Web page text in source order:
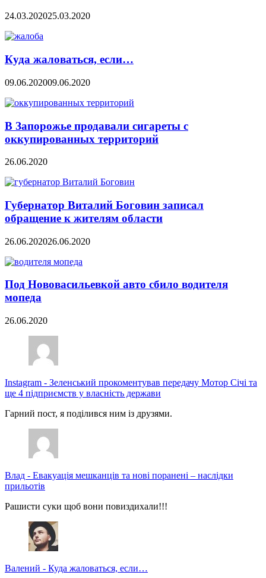
24.03.202025.03.2020
Куда жаловаться, если…
09.06.202009.06.2020
В Запорожье продавали сигареты с
оккупированных территорий
26.06.2020
Губернатор Виталий Боговин записал
обращение к жителям области
26.06.202026.06.2020
Под Нововасильевкой авто сбило водителя
мопеда
26.06.2020
Instagram - Зеленський прокоментував передачу Мотор Січі та
ще 4 підприємств у власність держави
Гарний пост, я поділився ним із друзями.
Влад - Евакуація мешканців та нові поранені – наслідки
прильотів
Рашисти суки щоб вони повиздихали!!!
Валений - Куда жаловаться, если…